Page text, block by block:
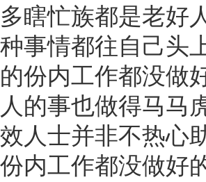
忙族都是老好人
事情都往自己头
份内工作都没做
事也做得马马
士并非不热心助
内工作都没做好